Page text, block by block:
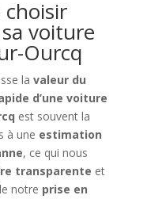
choisir
voiture
Ourcq
la valeur du
d’une voiture
est souvent la
à une estimation
, ce qui nous
transparente et
notre prise en